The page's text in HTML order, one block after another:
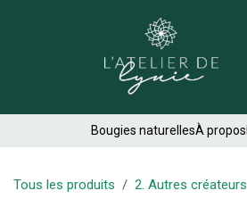
Bougies naturellesÀ propos
Tous les produits 2. Autres créateurs